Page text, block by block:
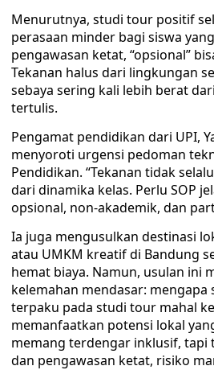
Menurutnya, studi tour positif
perasaan minder bagi siswa
pengawasan ketat, “opsional”
Tekanan halus dari lingkungan
sebaya sering kali lebih berat
tertulis.
Pengamat pendidikan dari UPI,
menyoroti urgensi pedoman
Pendidikan. “Tekanan tidak
dari dinamika kelas. Perlu SOP
opsional, non-akademik, dan
Ia juga mengusulkan destinasi
atau UMKM kreatif di Bandung
hemat biaya. Namun, usulan ini
kelemahan mendasar: mengapa
terpaku pada studi tour mahal
memanfaatkan potensi lokal
memang terdengar inklusif, tapi
dan pengawasan ketat, risiko